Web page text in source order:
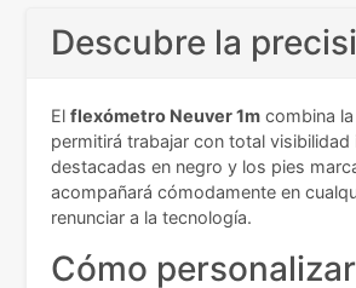
Descubre la
El flexómetro Neuver 1m combina
permitirá trabajar con total
destacadas en negro y los pies
acompañará cómodamente en
renunciar a la tecnología.
Cómo